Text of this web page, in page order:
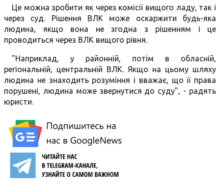
Це можна зробити як через комісії вищого ладу, так і
через суд. Рішення ВЛК може оскаржити будь-яка
людина, якщо вона не згодна з рішенням і це
проводиться через ВЛК вищого рівня.
"Наприклад, у районній, потім в обласній,
регіональній, центральній ВЛК. Якщо на цьому шляху
людина не знаходить розуміння і вважає, що її права
порушені, людина може звернутися до суду", - радять
юристи.